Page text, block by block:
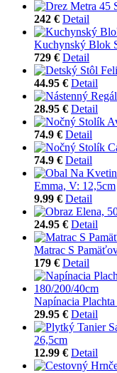
242 € Detail
Kuchynský Blok
729 € Detail
44.95 € Detail
28.95 € Detail
74.9 € Detail
74.9 € Detail
Emma, V: 12,5cm
9.99 € Detail
24.95 € Detail
Matrac S
179 € Detail
Napínacia
29.95 € Detail
26,5cm
12.99 € Detail